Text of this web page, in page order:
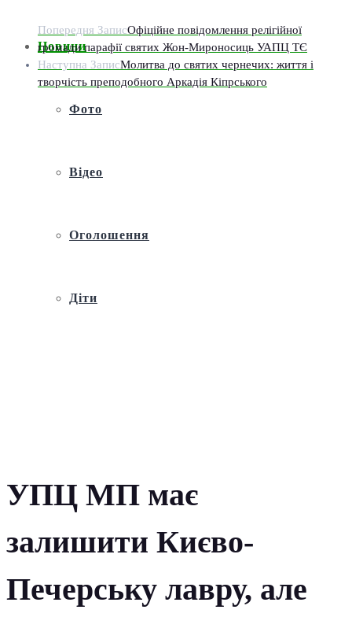
Новини
Фото
Відео
Оголошення
Діти
УПЦ МП має
залишити Києво-
Печерську лавру, але
Попередня ЗаписОфіційне повідомлення релігійної
громади парафії святих Жон-Мироносиць УАПЦ ТЄ
Наступна ЗаписМолитва до святих чернечих: життя і
творчість преподобного Аркадія Кіпрського